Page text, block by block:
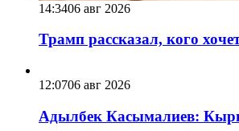
14:3406 авг 2026
Трамп рассказал, кого
12:0706 авг 2026
Адылбек Касымалиев: